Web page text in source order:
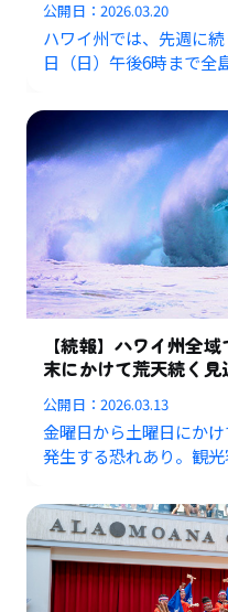
公開日：2026.03.20
ハワイ州では、先週に
日（日）午後6時まで全
【続報】ハワイ州全
末にかけて荒天続く見
公開日：2026.03.13
金曜日から土曜日にか
発生する恐れあり。観